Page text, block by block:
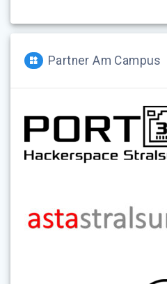
Partner Am Campus